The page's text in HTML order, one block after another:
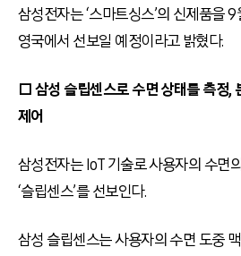
삼성전자는 ‘스마트싱스’의 신제품을
영국에서 선보일 예정이라고 밝혔다.
□ 삼성 슬립센스로 수면 상태를 측정,
제어
삼성전자는 IoT 기술로 사용자의 수면
‘슬립센스’를 선보인다.
삼성 슬립센스는 사용자의 수면 도중